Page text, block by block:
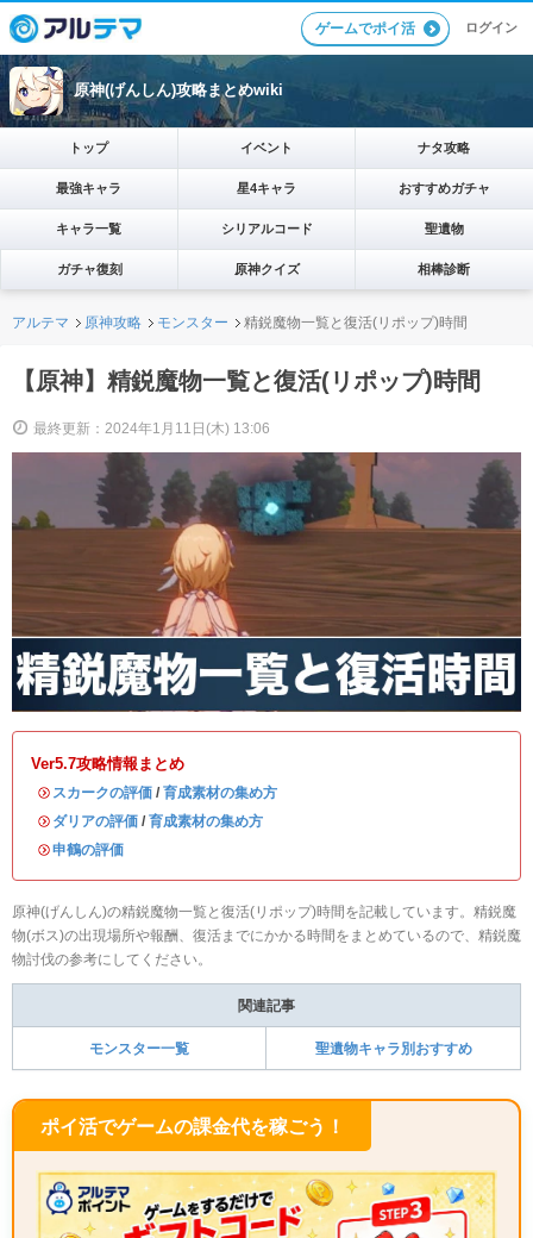
ゲームでポイ活 ログイン
原神(げんしん)攻略まとめwiki
トップ イベント ナタ攻略
最強キャラ 星4キャラ おすすめガチャ
キャラ一覧 シリアルコード 聖遺物
ガチャ復刻 原神クイズ 相棒診断
アルテマ 原神攻略 モンスター 精鋭魔物一覧と復活(リポップ)時間
【原神】精鋭魔物一覧と復活(リポップ)時間
最終更新：2024年1月11日(木) 13:06
Ver5.7攻略情報まとめ
・ スカークの評価 / 育成素材の集め方
・ ダリアの評価 / 育成素材の集め方
・申鶴の評価
原神(げんしん)の精鋭魔物一覧と復活(リポップ)時間を記載しています。精鋭魔
物(ボス)の出現場所や報酬、復活までにかかる時間をまとめているので、精鋭魔
物討伐の参考にしてください。
関連記事
モンスター一覧 聖遺物キャラ別おすすめ
ポイ活でゲームの課金代を稼ごう！